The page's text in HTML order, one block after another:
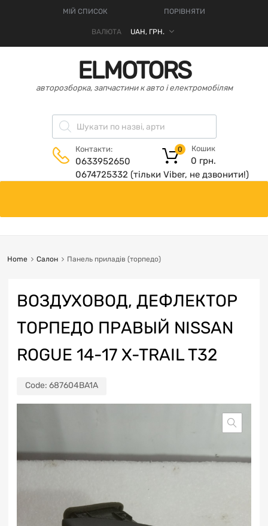
МІЙ СПИСОК ПОРІВНЯТИ
ВАЛЮТА
ELMOTORS
авторозборка, запчастини к авто і електромобілям
Контакти:
0633952650
0674725332 (тільки Viber, не дзвонити!)
Кошик
0 грн.
0
Home Салон Панель приладів (торпедо)
ВОЗДУХОВОД, ДЕФЛЕКТОР
ТОРПЕДО ПРАВЫЙ NISSAN
ROGUE 14-17 X-TRAIL T32
Code: 687604BA1A